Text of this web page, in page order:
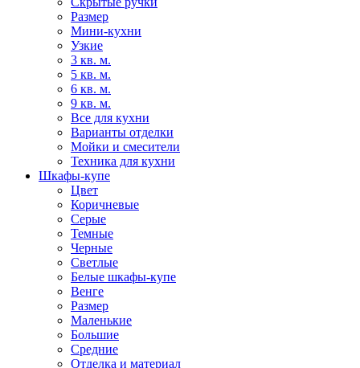
Размер
Мини-кухни
Узкие
3 кв. м.
5 кв. м.
6 кв. м.
9 кв. м.
Все для кухни
Варианты отделки
Мойки и смесители
Техника для кухни
Шкафы-купе
Цвет
Коричневые
Серые
Темные
Черные
Светлые
Белые шкафы-купе
Венге
Размер
Маленькие
Большие
Средние
Отделка и материал